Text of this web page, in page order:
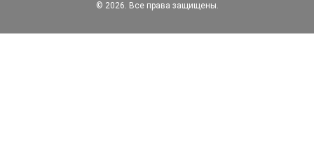
© 2026. Все права защищены.